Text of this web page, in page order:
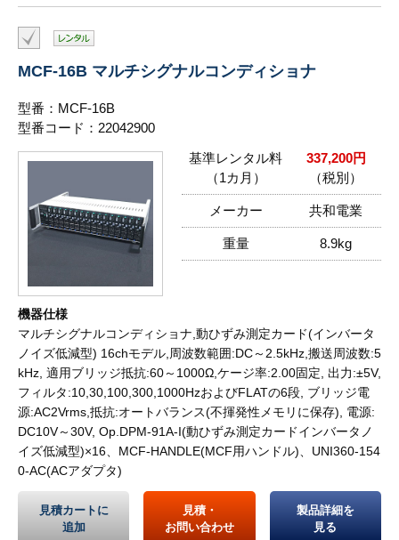
MCF-16B マルチシグナルコンディショナ
型番：MCF-16B
型番コード：22042900
基準レンタル料
（1カ月）
337,200円
（税別）
メーカー 共和電業
重量 8.9kg
機器仕様
マルチシグナルコンディショナ,動ひずみ測定カード(インバータ
ノイズ低減型) 16chモデル,周波数範囲:DC～2.5kHz,搬送周波数:5
kHz, 適用ブリッジ抵抗:60～1000Ω,ケージ率:2.00固定, 出力:±5V,
フィルタ:10,30,100,300,1000HzおよびFLATの6段, ブリッジ電
源:AC2Vrms,抵抗:オートバランス(不揮発性メモリに保存), 電源:
DC10V～30V, Op.DPM-91A-I(動ひずみ測定カードインバータノ
イズ低減型)×16、MCF-HANDLE(MCF用ハンドル)、UNI360-154
0-AC(ACアダプタ)
見積カートに
追加
見積・
お問い合わせ
製品詳細を
見る